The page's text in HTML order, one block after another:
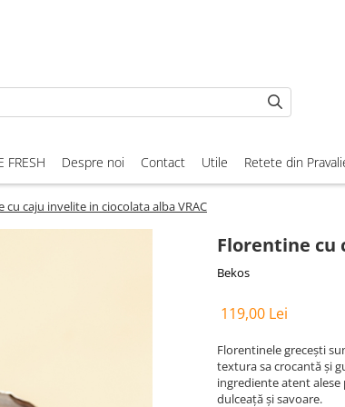
FRESH Despre noi Contact Utile Retete din
cu caju invelite in ciocolata alba VRAC
Florentine cu
Bekos
119,00 Lei
Florentinele grecești
textura sa crocantă și
ingrediente atent
dulceață și savoare.